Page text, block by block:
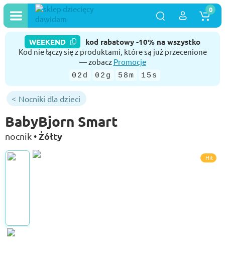
WEEKEND kod rabatowy -10% na wszystko
Kod nie łączy się z produktami, które są już przecenione
— zobacz Promocje
02d 02g 58m 15s
0
Nocniki dla dzieci
BabyBjorn Smart
nocnik •Żółty
Hit